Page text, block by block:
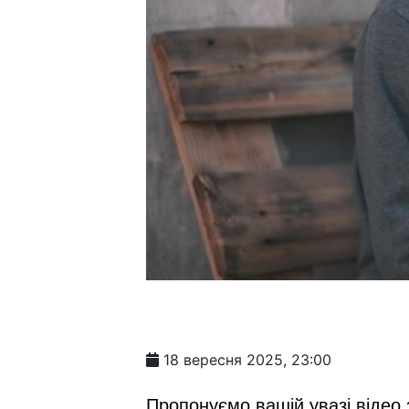
18 вересня 2025, 23:00